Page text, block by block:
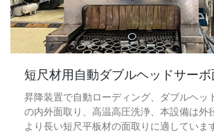
短尺材用自動ダブルヘッドサー
昇降装置で自動ローディング、ダブルヘッ
の内外面取り、高温高圧洗浄、本設備は外
より長い短尺平板材の面取りに適していま